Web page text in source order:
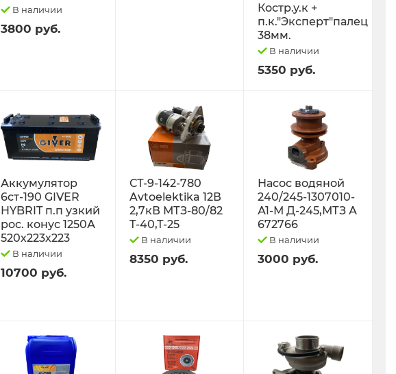
В наличии
3800 руб.
Костр.у.к +
п.к."Эксперт"палец
38мм.
В наличии
5350 руб.
Аккумулятор
6ст-190 GIVER
HYBRIT п.п узкий
рос. конус 1250А
520х223х223
В наличии
10700 руб.
СТ-9-142-780
Avtoelektika 12В
2,7кВ МТЗ-80/82
Т-40,Т-25
В наличии
8350 руб.
Насос водяной
240/245-1307010-
А1-М Д-245,МТЗ А
672766
В наличии
3000 руб.